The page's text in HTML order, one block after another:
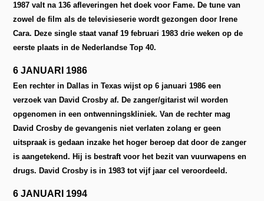
1987 valt na 136 afleveringen het doek voor Fame. De tune van
zowel de film als de televisieserie wordt gezongen door Irene
Cara. Deze single staat vanaf 19 februari 1983 drie weken op de
eerste plaats in de Nederlandse Top 40.
6 JANUARI 1986
Een rechter in Dallas in Texas wijst op 6 januari 1986 een
verzoek van David Crosby af. De zanger/gitarist wil worden
opgenomen in een ontwenningskliniek. Van de rechter mag
David Crosby de gevangenis niet verlaten zolang er geen
uitspraak is gedaan inzake het hoger beroep dat door de zanger
is aangetekend. Hij is bestraft voor het bezit van vuurwapens en
drugs. David Crosby is in 1983 tot vijf jaar cel veroordeeld.
6 JANUARI 1994